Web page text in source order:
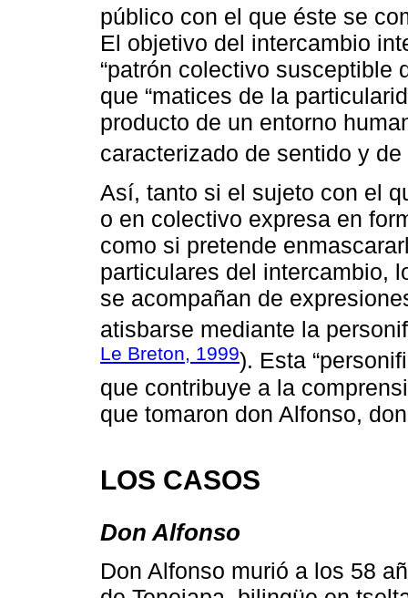
público con el que éste se
El objetivo del intercambio
“patrón colectivo susceptible
que “matices de la
producto de un entorno
caracterizado de sentido y de
Así, tanto si el sujeto con el
o en colectivo expresa en
como si pretende
particulares del intercambio,
se acompañan de
atisbarse mediante la
Le Breton, 1999). Esta
que contribuye a la
que tomaron don Alfonso,
LOS CASOS
Don Alfonso
Don Alfonso murió a los 58